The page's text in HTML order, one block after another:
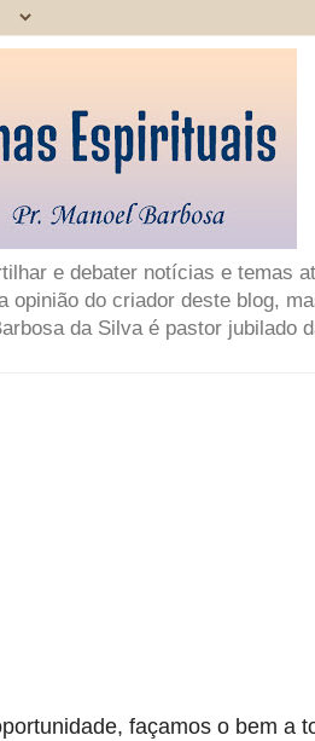
e debater notícias e temas
opinião do criador deste blog,
da Silva é pastor jubilado
façamos o bem a